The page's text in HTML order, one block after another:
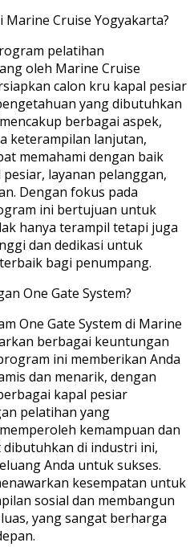
Marine Cruise Yogyakarta?
pelatihan
oleh Marine Cruise
calon kru kapal pesiar
yang dibutuhkan
berbagai aspek,
keterampilan lanjutan,
memahami dengan baik
layanan pelanggan,
Dengan fokus pada
ini bertujuan untuk
hanya terampil tetapi juga
dan dedikasi untuk
bagi penumpang.
One Gate System?
One Gate System di Marine
berbagai keuntungan
ini memberikan Anda
dan menarik, dengan
kapal pesiar
pelatihan yang
kemampuan dan
di industri ini,
Anda untuk sukses.
kesempatan untuk
sosial dan membangun
yang sangat berharga